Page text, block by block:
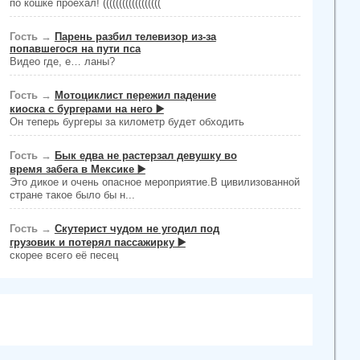
по кошке проехал! ((((((((((((((((((
Гость → Парень разбил телевизор из-за
попавшегося на пути пса
Видео где, е… ланы?
Гость → Мотоциклист пережил падение
киоска с бургерами на него ▶️
Он теперь бургеры за километр будет обходить
Гость → Бык едва не растерзал девушку во
время забега в Мексике ▶️
Это дикое и очень опасное мероприятие.В цивилизованной
стране такое было бы н...
Гость → Скутерист чудом не угодил под
грузовик и потерял пассажирку ▶️
скорее всего её песец